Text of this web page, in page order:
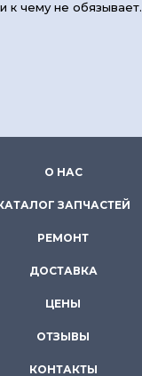
к чему не обязывает.
О НАС
ЗАПЧАСТЕЙ
РЕМОНТ
ДОСТАВКА
ЦЕНЫ
ОТЗЫВЫ
КОНТАКТЫ